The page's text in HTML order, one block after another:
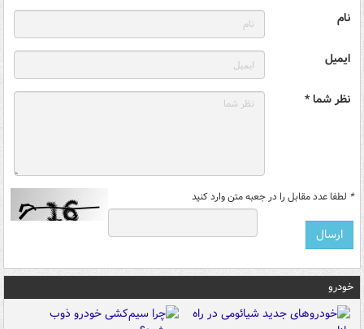
نام
ایمیل
نظر شما *
* لطفا عدد مقابل را در جعبه متن وارد کنید
خودرو